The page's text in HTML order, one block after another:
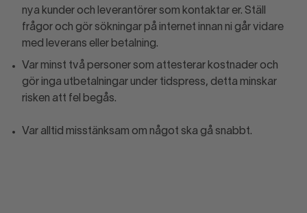
nya kunder och leverantörer som kontaktar er. Ställ
frågor och gör sökningar på internet innan ni går vidare
med leverans eller betalning.
Var minst två personer som attesterar kostnader och
gör inga utbetalningar under tidspress, detta minskar
risken att fel begås.
Var alltid misstänksam om något ska gå snabbt.